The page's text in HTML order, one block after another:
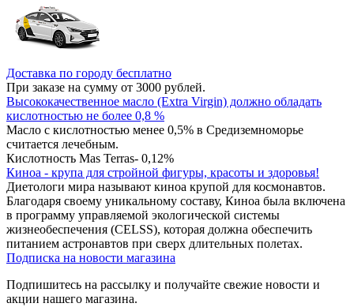
Доставка по городу бесплатно
При заказе на сумму от 3000 рублей.
Высококачественное масло (Extra Virgin) должно обладать
кислотностью не более 0,8 %
Масло с кислотностью менее 0,5% в Средиземноморье
считается лечебным.
Кислотность Mas Terras- 0,12%
Киноа - крупа для стройной фигуры, красоты и здоровья!
Диетологи мира называют киноа крупой для космонавтов.
Благодаря своему уникальному составу, Киноа была включена
в программу управляемой экологической системы
жизнеобеспечения (CELSS), которая должна обеспечить
питанием астронавтов при сверх длительных полетах.
Подписка на новости магазина
Подпишитесь на рассылку и получайте свежие новости и
акции нашего магазина.